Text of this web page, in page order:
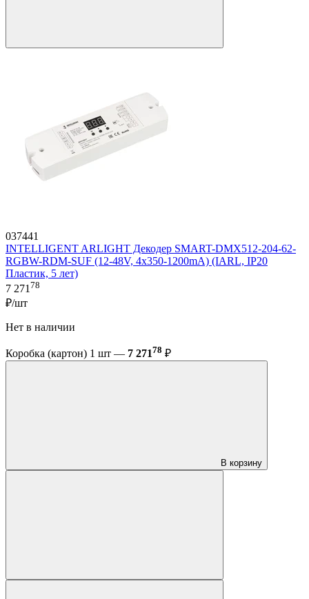
037441
INTELLIGENT ARLIGHT Декодер SMART-DMX512-204-62-
RGBW-RDM-SUF (12-48V, 4x350-1200mA) (IARL, IP20
Пластик, 5 лет)
7 271 78
₽/шт
Нет в наличии
Коробка (картон) 1 шт — 7 27178 ₽
В корзину